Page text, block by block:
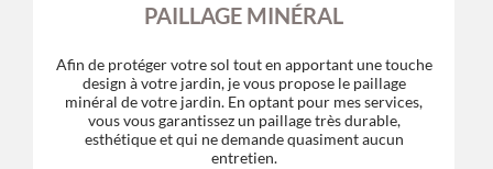
PAILLAGE MINÉRAL
Afin de protéger votre sol tout en apportant une touche
design à votre jardin, je vous propose le paillage
minéral de votre jardin. En optant pour mes services,
vous vous garantissez un paillage très durable,
esthétique et qui ne demande quasiment aucun
entretien.